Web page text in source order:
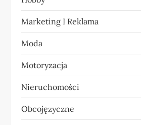
i
s
u
Marketing I Reklama
Moda
Motoryzacja
Nieruchomości
Obcojęzyczne